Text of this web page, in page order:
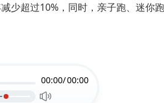
少超过10%，同时，亲子跑、迷你
00:00/00:00